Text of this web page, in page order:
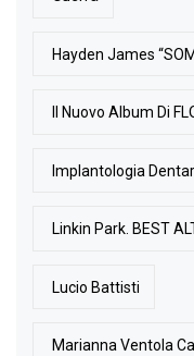
Hayden James
Il Nuovo Album Di
Implantologia
Linkin Park. BEST
Lucio Battisti
Marianna Ventola